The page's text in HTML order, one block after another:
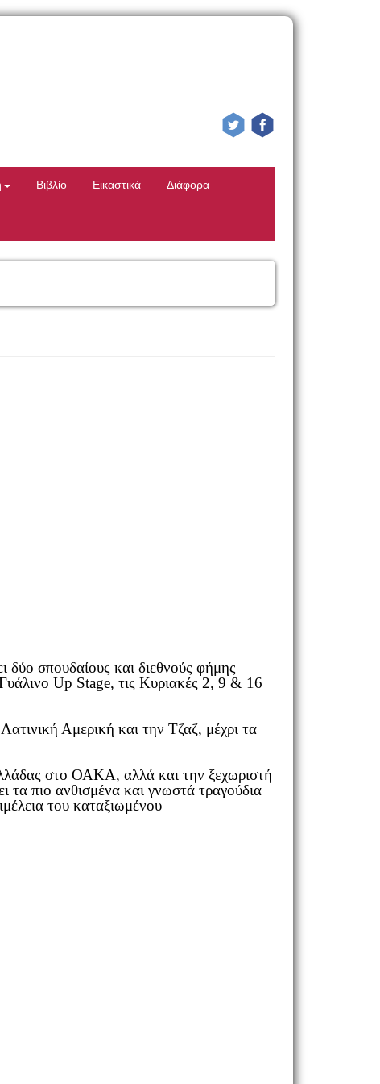
Βιβλίο Εικαστικά Διάφορα
δύο σπουδαίους και διεθνούς φήμης
Up Stage, τις Κυριακές 2, 9 & 16
Αμερική και την Τζαζ, μέχρι τα
στο ΟΑΚΑ, αλλά και την ξεχωριστή
πιο ανθισμένα και γνωστά τραγούδια
του καταξιωμένου